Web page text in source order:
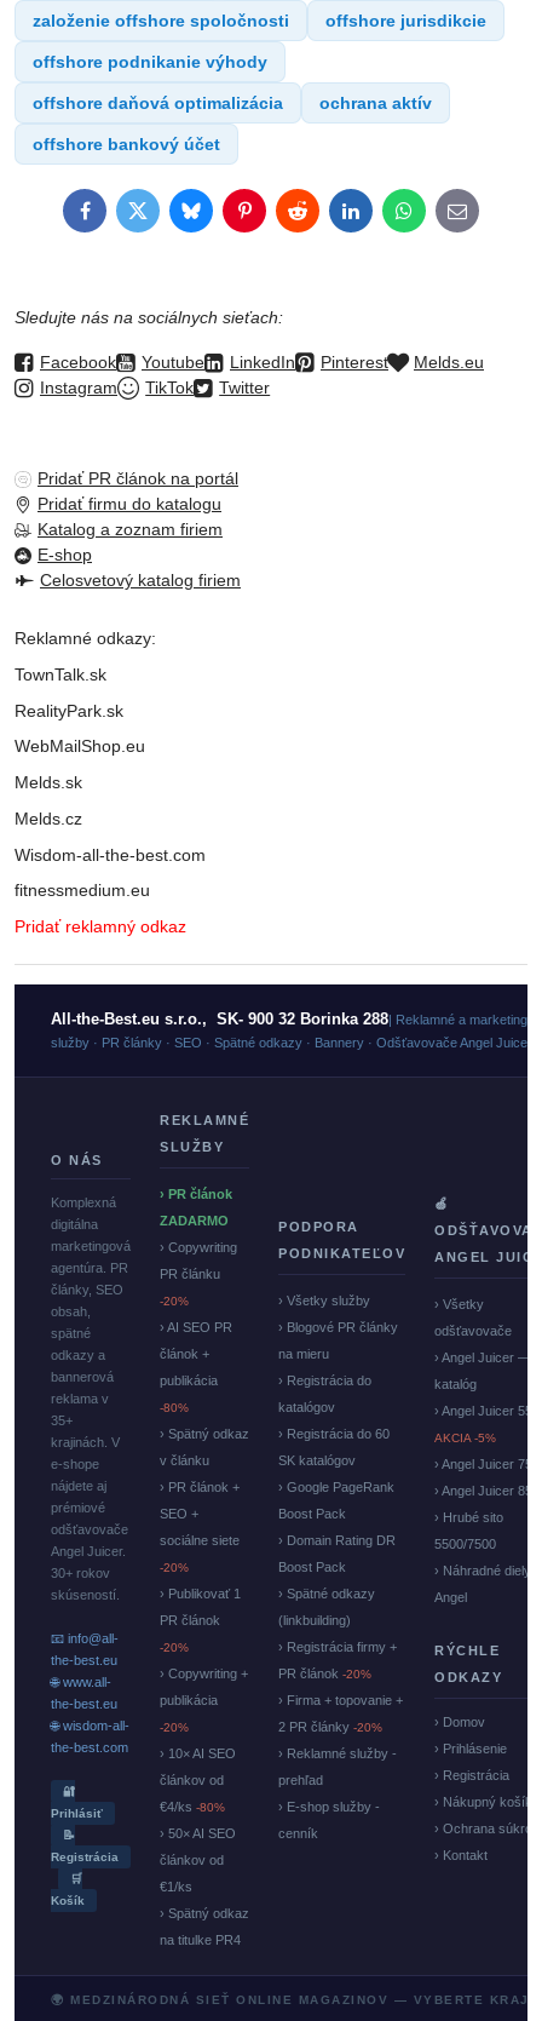
založenie offshore spoločnosti offshore jurisdikcie
offshore podnikanie výhody
offshore daňová optimalizácia ochrana aktív
offshore bankový účet
FacebookTwitterBlueskyPinterestRedditLinkedInWhatsApp
E-
mail
Sledujte nás na sociálnych sieťach:
Facebook Youtube LinkedIn Pinterest
Melds.eu
Instagram
TikTok Twitter
Pridať PR článok na portál
Pridať firmu do katalogu
Katalog a zoznam firiem
E-shop
Celosvetový katalog firiem
Reklamné odkazy:
TownTalk.sk
RealityPark.sk
WebMailShop.eu
Melds.sk
Melds.cz
Wisdom-all-the-best.com
fitnessmedium.eu
Pridať reklamný odkaz
All-the-Best.eu s.r.o., SK- 900 32 Borinka 288| Reklamné a
služby · PR články · SEO · Spätné odkazy · Bannery · Odšťavovače Angel Juicer
O NÁS
Komplexná
digitálna
marketingová
agentúra. PR
články, SEO
obsah,
spätné
odkazy a
bannerová
reklama v
35+
krajinách. V
e-shope
nájdete aj
prémiové
odšťavovače
Angel Juicer.
30+ rokov
skúseností.
📧 info@all-
the-best.eu
🌐 www.all-
the-best.eu
🌐 wisdom-all-
the-best.com
🔐
Prihlásiť
📝
Registrácia
🛒
Košík
REKLAMNÉ
SLUŽBY
› PR článok
ZADARMO
› Copywriting
PR článku
-20%
› AI SEO PR
článok +
publikácia
-80%
› Spätný odkaz
v článku
› PR článok +
SEO +
sociálne siete
-20%
› Publikovať 1
PR článok
-20%
› Copywriting +
publikácia
-20%
› 10× AI SEO
článkov od
€4/ks -80%
› 50× AI SEO
článkov od
€1/ks
› Spätný odkaz
na titulke PR4
PODPORA
PODNIKATEĽOV
› Všetky služby
› Blogové PR články
na mieru
› Registrácia do
katalógov
› Registrácia do 60
SK katalógov
› Google PageRank
Boost Pack
› Domain Rating DR
Boost Pack
› Spätné odkazy
(linkbuilding)
› Registrácia firmy +
PR článok -20%
› Firma + topovanie +
2 PR články -20%
› Reklamné služby -
prehľad
› E-shop služby -
cenník
🍏
ANGEL
› Všetky
odšťavovače
› Angel Juicer —
katalóg
› Angel Juicer
AKCIA -5%
› Angel Juicer
› Angel Juicer
› Hrubé sito
5500/7500
› Náhradné diely
Angel
RÝCHLE
ODKAZY
› Domov
› Prihlásenie
› Registrácia
› Nákupný košík
› Ochrana
› Kontakt
🌍 MEDZINÁRODNÁ SIEŤ ONLINE MAGAZINOV — VYBERTE